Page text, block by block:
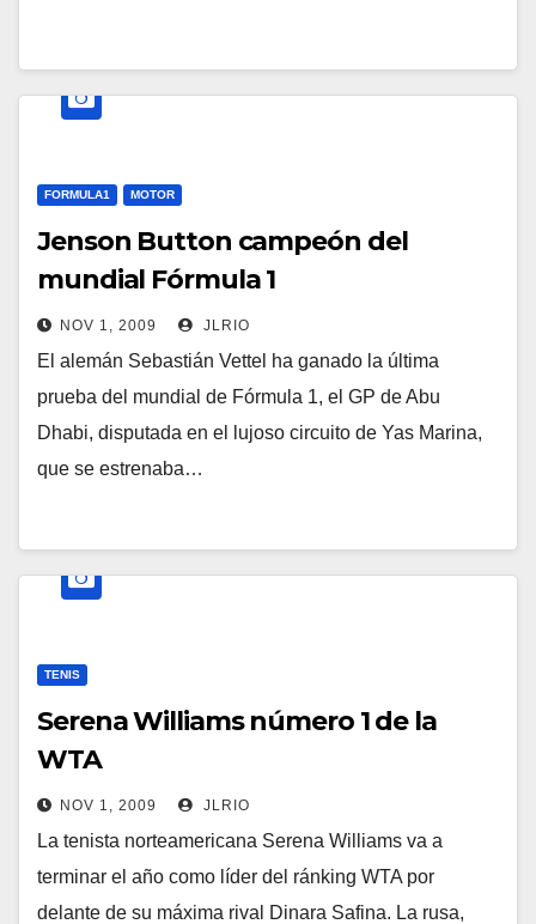
FORMULA1 MOTOR
Jenson Button campeón del
mundial Fórmula 1
NOV 1, 2009 JLRIO
El alemán Sebastián Vettel ha ganado la última
prueba del mundial de Fórmula 1, el GP de Abu
Dhabi, disputada en el lujoso circuito de Yas Marina,
que se estrenaba…
TENIS
Serena Williams número 1 de la
WTA
NOV 1, 2009 JLRIO
La tenista norteamericana Serena Williams va a
terminar el año como líder del ránking WTA por
delante de su máxima rival Dinara Safina. La rusa,